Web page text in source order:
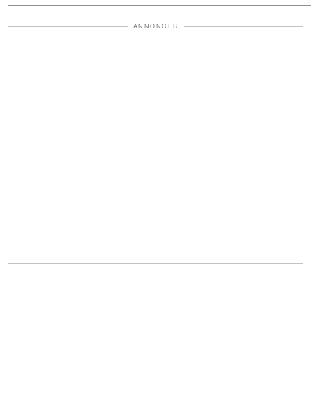
donné une leçon qu'il
ANNONCES